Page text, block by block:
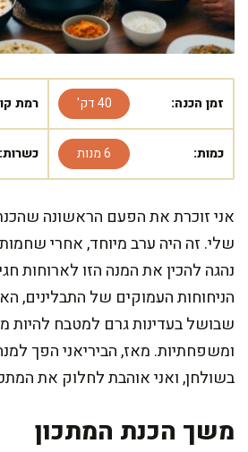
זמן הכנה: 40 דק' רמת
כמות: 6 מנות כשרות:
אני זוכרת את הפעם הראשונה
שלי. זה היה ערב מיוחד, אחרי
נהגה להכין את המנה הזו לארוחות
הניחוחות העמוקים של התבלינים,
שבושל בעדינות גרם למטבח להיות
ומשפחתיות. מאז, הביריאני הפך
בשולחן, ואני אוהבת לחלוק את
משך הכנת המתכון